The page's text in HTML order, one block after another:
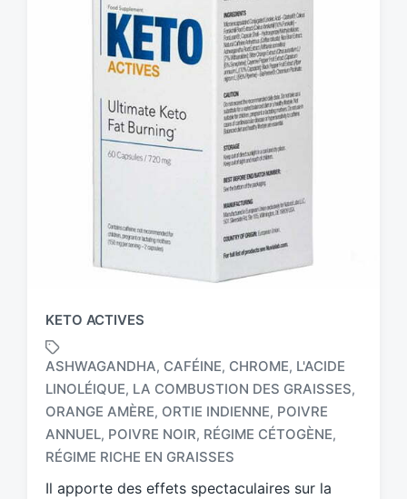
KETO ACTIVES
T
a
g
e
ASHWAGANDHA, CAFÉINE, CHROME, L'ACIDE
LINOLÉIQUE, LA COMBUSTION DES GRAISSES,
ORANGE AMÈRE, ORTIE INDIENNE, POIVRE
ANNUEL, POIVRE NOIR, RÉGIME CÉTOGÈNE,
RÉGIME RICHE EN GRAISSES
Il apporte des effets spectaculaires sur la